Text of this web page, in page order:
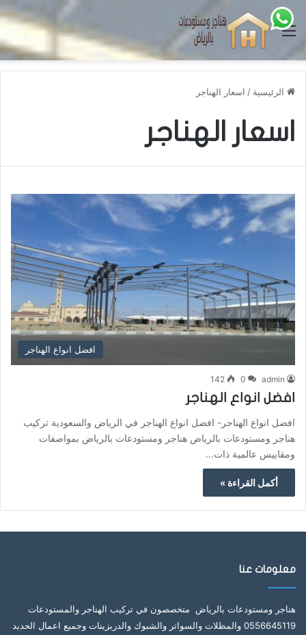
القائمة
الرئيسية / اسعار الهناجر
اسعار الهناجر
افضل انواع الهناجر
admin
0
142
افضل انواع الهناجر
افضل انواع الهناجر- افضل انواع الهناجر في الرياض والسعودية تركيب
هناجر ومستودعات بالرياض هناجر ومستودعات بالرياض بمواصفات
ومقاييس عالمية ذات…
أكمل القراءة »
معلومات عنا
هناجر ومستودعات بالرياض متخصصون في تركيب الهناجر والمستودعات
0556645119 والمظلات والسواتر والشبوك والدربزينات وجميع اعمال الحديد